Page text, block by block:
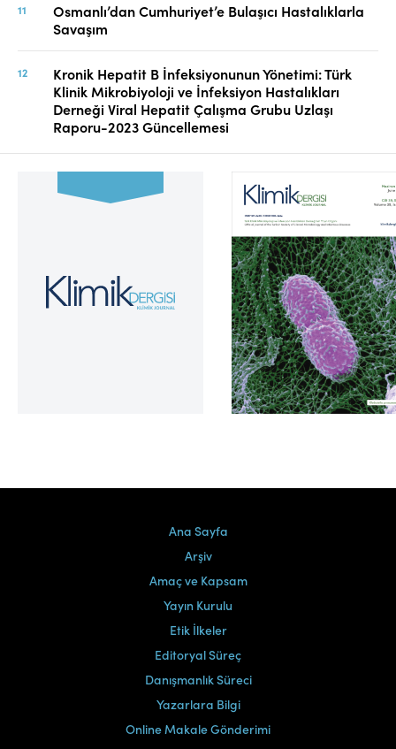
Osmanlı’dan Cumhuriyet’e Bulaşıcı Hastalıklarla
Savaşım
Kronik Hepatit B İnfeksiyonunun Yönetimi: Türk
Klinik Mikrobiyoloji ve İnfeksiyon Hastalıkları
Derneği Viral Hepatit Çalışma Grubu Uzlaşı
Raporu-2023 Güncellemesi
Cilt 39, Sayı 2
Ana Sayfa
Arşiv
Amaç ve Kapsam
Yayın Kurulu
Etik İlkeler
Editoryal Süreç
Danışmanlık Süreci
Yazarlara Bilgi
Online Makale Gönderimi